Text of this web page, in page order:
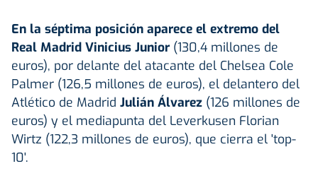
En la séptima posición aparece el extremo del
Real Madrid Vinicius Junior (130,4 millones de
euros), por delante del atacante del Chelsea Cole
Palmer (126,5 millones de euros), el delantero del
Atlético de Madrid Julián Álvarez (126 millones de
euros) y el mediapunta del Leverkusen Florian
Wirtz (122,3 millones de euros), que cierra el 'top-
10'.